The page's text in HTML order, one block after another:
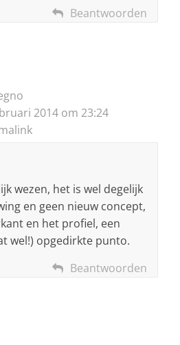
Beantwoorden
2014 om 23:24
wezen, het is wel degelijk
en geen nieuw concept,
en het profiel, een
wel!) opgedirkte punto.
Beantwoorden